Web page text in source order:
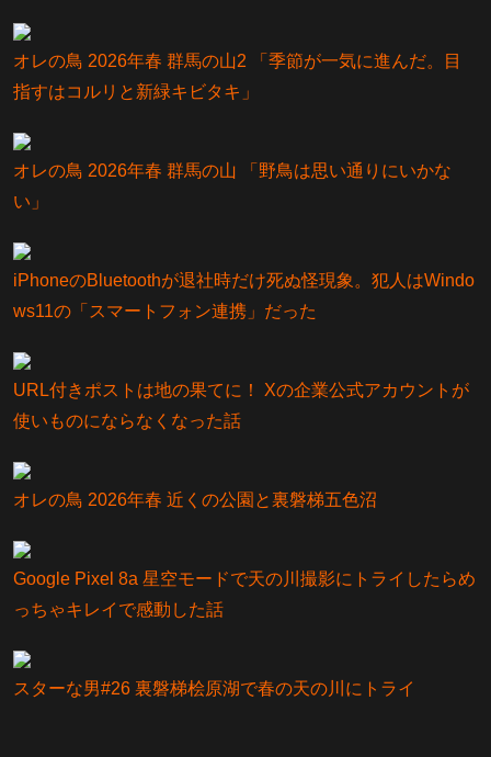
オレの鳥 2026年春 群馬の山2 「季節が一気に進んだ。目
指すはコルリと新緑キビタキ」
オレの鳥 2026年春 群馬の山 「野鳥は思い通りにいかな
い」
iPhoneのBluetoothが退社時だけ死ぬ怪現象。犯人はWindo
ws11の「スマートフォン連携」だった
URL付きポストは地の果てに！ Xの企業公式アカウントが
使いものにならなくなった話
オレの鳥 2026年春 近くの公園と裏磐梯五色沼
Google Pixel 8a 星空モードで天の川撮影にトライしたらめ
っちゃキレイで感動した話
スターな男#26 裏磐梯桧原湖で春の天の川にトライ